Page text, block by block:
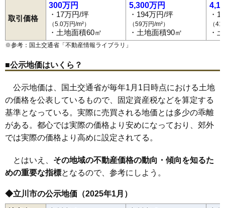
取引価格
300万円
・17万円/坪
（5.0万円/m²）
・土地面積60㎡
5,300万円
・194万円/坪
（59万円/m²）
・土地面積90㎡
・
（
・
※参考：国土交通省「不動産情報ライブラリ 」
■公示地価はいくら？
公示地価は、国土交通省が毎年1月1日時点における土地
の価格を公表しているもので、固定資産税などを算定する
基準となっている。実際に売買される地価とは多少の乖離
がある。都心では実際の価格より安めになっており、郊外
では実際の価格より高めに設定されてる。
とはいえ、 その地域の不動産価格の動向・傾向を知るた
めの重要な指標となるので、参考にしよう。
◆立川市の公示地価（2025年1月）